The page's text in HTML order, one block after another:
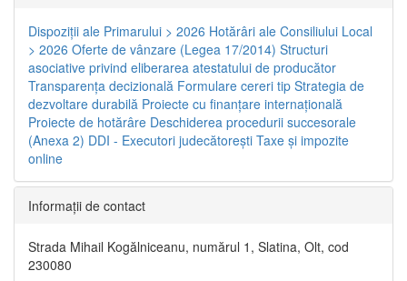
Dispoziţii ale Primarului > 2026 Hotărâri ale Consiliului Local
> 2026 Oferte de vânzare (Legea 17/2014) Structuri
asociative privind eliberarea atestatului de producător
Transparenţa decizională Formulare cereri tip Strategia de
dezvoltare durabilă Proiecte cu finanţare internaţională
Proiecte de hotărâre Deschiderea procedurii succesorale
(Anexa 2) DDI - Executori judecătorești Taxe şi impozite
online
Informaţii de contact
Strada Mihail Kogălniceanu, numărul 1, Slatina, Olt, cod
230080